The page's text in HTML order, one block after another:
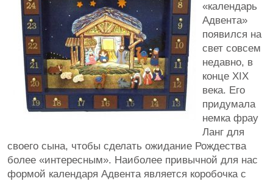
«календарь
Адвента»
появился на
свет совсем
недавно, в
конце XIX
века. Его
придумала
немка фрау
Ланг для
своего сына, чтобы сделать ожидание Рождества
более «интересным». Наиболее привычной для нас
формой календаря Адвента является коробочка с